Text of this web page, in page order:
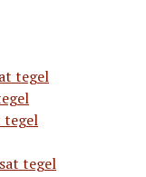
tegel
tegel
tegel